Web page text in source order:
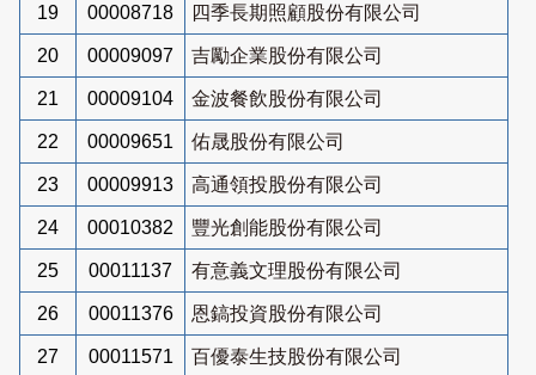
19 00008718 四季長期照顧股份有限公司
20 00009097 吉勵企業股份有限公司
21 00009104 金波餐飲股份有限公司
22 00009651 佑晟股份有限公司
23 00009913 高通領投股份有限公司
24 00010382 豐光創能股份有限公司
25 00011137 有意義文理股份有限公司
26 00011376 恩鎬投資股份有限公司
27 00011571 百優泰生技股份有限公司